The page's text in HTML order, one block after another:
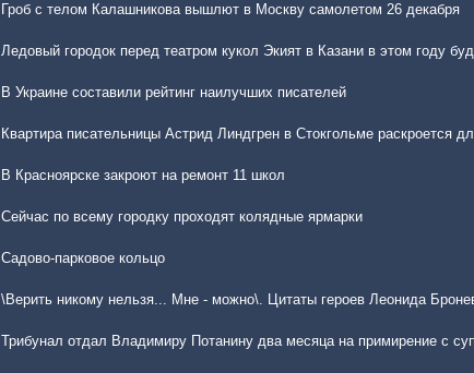
Гроб с телом Калашникова вышлют в Москву самолетом 26 декабря
Ледовый городок перед театром кукол Экият в Казани в этом году
В Украине составили рейтинг наилучших писателей
Квартира писательницы Астрид Линдгрен в Стокгольме раскроется
В Красноярске закроют на ремонт 11 школ
Сейчас по всему городку проходят колядные ярмарки
Садово-парковое кольцо
\Верить никому нельзя... Мне - можно\. Цитаты героев Леонида
Трибунал отдал Владимиру Потанину два месяца на примирение с